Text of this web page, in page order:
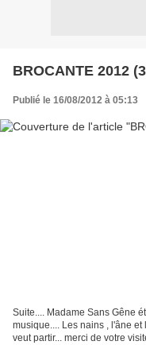
BROCANTE 2012
Publié le 16/08/2012 à 05:13
Suite.... Madame Sans Gêne
musique.... Les nains , l'âne
veut partir... merci de votre